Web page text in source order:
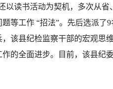
以读书活动为契机，多次从
等工作 “招法”。先后选派
该县纪检监察干部的宏观思
的全面进步。目前，该县纪